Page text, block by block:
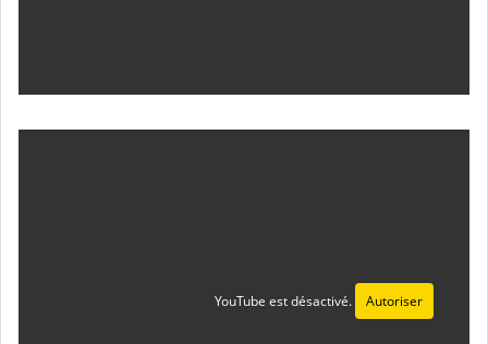
YouTube est désactivé. Autoriser